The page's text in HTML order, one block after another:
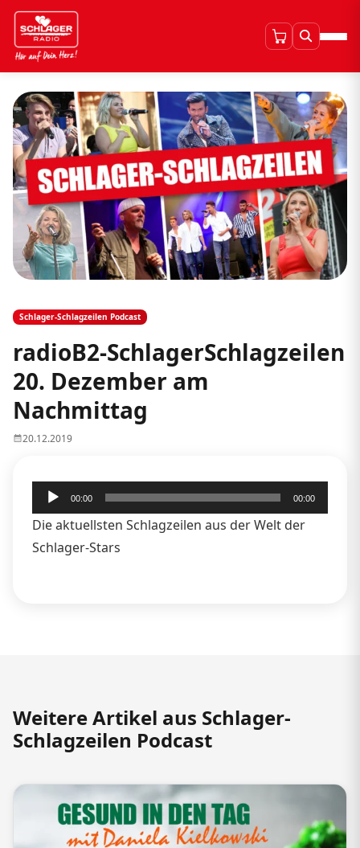
Schlager-Schlagzeilen Podcast
radioB2-SchlagerSchlagzeilen
20. Dezember am
Nachmittag
20.12.2019
Audio-
Player
00:00 00:00
Die aktuellsten Schlagzeilen aus der Welt der
Schlager-Stars
Weitere Artikel aus Schlager-
Schlagzeilen Podcast